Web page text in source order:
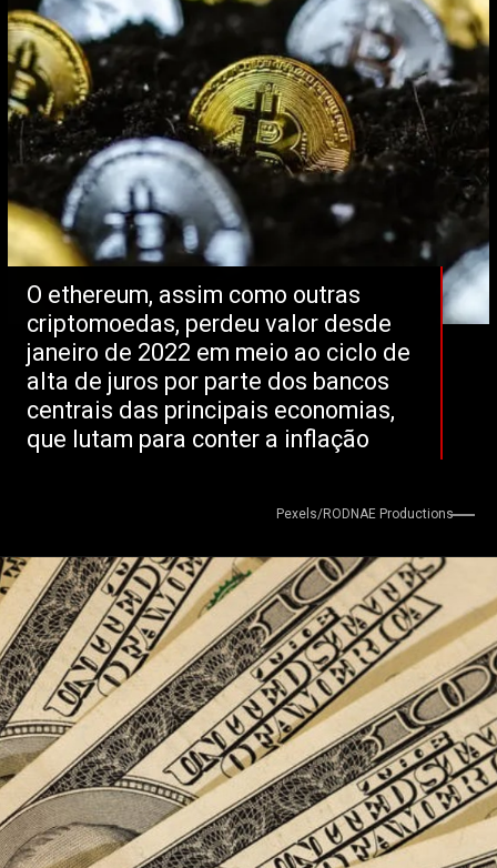
O ethereum, assim como outras
criptomoedas, perdeu valor desde
janeiro de 2022 em meio ao ciclo de
alta de juros por parte dos bancos
centrais das principais economias,
que lutam para conter a inflação
Pexels/RODNAE Productions